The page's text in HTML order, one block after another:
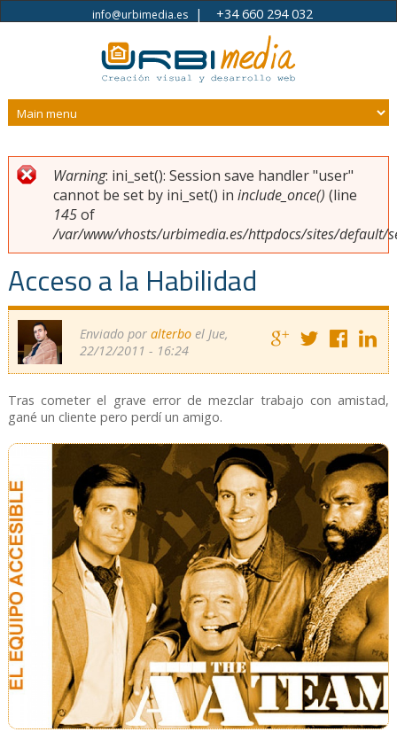
Pasar al contenido principal
info@urbimedia.es| +34 660 294 032
Usted está aquí
Mensaje de error
Warning: ini_set(): Session save handler "user"
cannot be set by ini_set() in include_once() (line
145of
/var/www/vhosts/urbimedia.es/httpdocs/sites/default/
Acceso a la Habilidad
Enviado por alterboel Jue,
22/12/2011 - 16:24
Tras cometer el grave error de mezclar trabajo con amistad,
gané un cliente pero perdí un amigo.